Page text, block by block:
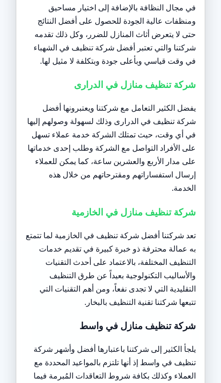
في مجال النظافة بالإضافة إلى اختيار مساحيق
ومنظفات عالية الجودة للحصول على أفضل النتائج
حتى لا يتعرض أثاث المنازل للضرر، وكل ذلك تقدمه
شركتنا والتي تعتبر أفضل شركة تنظيف في الشهباء
في وقت قياسي وبأعلى جودة وبتكلفة لا مثيل لها.
شركة تنظيف منازل في الدرارى
يفضل الكثير التعامل مع شركتنا ويعتبرونها أفضل
شركة تنظيف في الدرارى وذلك لسهولة وصولهم إليها
في أي وقت، حيث تمتلك الشركة خدمة عملاء تسهل
على الأفراد التواصل مع الشركة وطلب إحدى خدماتها
على مدار الأربع والعشرين ساعة، كما يمكن للعملاء
إرسال استفساراتهم ومقترحاتهم من خلال هذه
الخدمة.
شركة تنظيف منازل في الخازمية
تعد شركتنا أفضل شركة تنظيف في الخازمية لما تتمتع
به عمالة محترفة ذو خبرة كبيرة في تقديم خدمات
التنظيف المختلفة، بالاعتماد على أحدث التقنيات
والأساليب التكنولوجية بعيداً عن طرق التنظيف
التقليدية التي لا تجدى نفعاً، ومن أهم التقنيات التي
تتبعها شركتنا تقنية التنظيف بالبخار.
شركة تنظيف منازل في واسط
يلجأ الكثير إلى شركتنا باعتبارها أفضل وأشهر شركة
تنظيف في واسط إذ أنها تلتزم بالمواعيد المحددة مع
العملاء وكذلك بكافة شروط التعاقدات المُبرمة فيما